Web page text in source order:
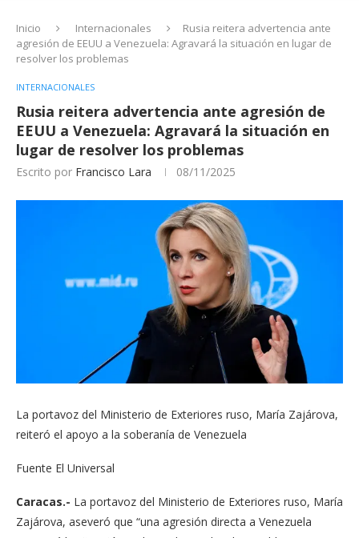
Inicio Internacionales
Rusia reitera advertencia ante
agresión de EEUU a Venezuela: Agravará la situación en lugar de
resolver los problemas
INTERNACIONALES
Rusia reitera advertencia ante agresión de
EEUU a Venezuela: Agravará la situación en
lugar de resolver los problemas
Escrito por Francisco Lara 08/11/2025
La portavoz del Ministerio de Exteriores ruso, María Zajárova,
reiteró el apoyo a la soberanía de Venezuela
Fuente El Universal
Caracas.- La portavoz del Ministerio de Exteriores ruso, María
Zajárova, aseveró que “una agresión directa a Venezuela